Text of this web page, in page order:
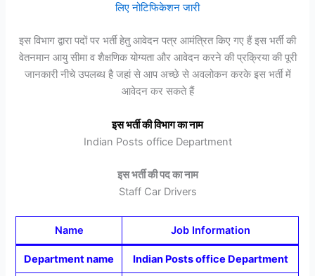
लिए नोटिफिकेशन जारी
इस विभाग द्वारा पदों पर भर्ती हेतु आवेदन पत्र आमंत्रित किए गए हैं इस भर्ती की
वेतनमान आयु सीमा व शैक्षणिक योग्यता और आवेदन करने की प्रक्रिया की पूरी
जानकारी नीचे उपलब्ध है जहां से आप अच्छे से अवलोकन करके इस भर्ती में
आवेदन कर सकते हैं
इस भर्ती की विभाग का नाम
Indian Posts office Department
इस भर्ती की पद का नाम
Staff Car Drivers
Name Job Information
Department name Indian Posts office Department